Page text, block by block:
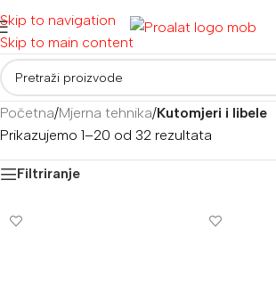
Skip to navigation
Skip to main content
Početna/Mjerna tehnika/Kutomjeri i libele
Prikazujemo 1–20 od 32 rezultata
Filtriranje